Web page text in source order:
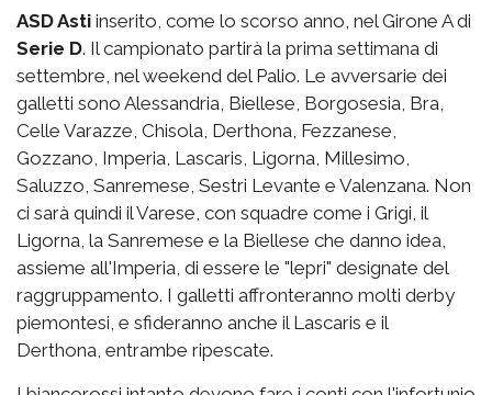
ASD Asti inserito, come lo scorso anno, nel Girone A di
Serie D. Il campionato partirà la prima settimana di
settembre, nel weekend del Palio. Le avversarie dei
galletti sono Alessandria, Biellese, Borgosesia, Bra,
Celle Varazze, Chisola, Derthona, Fezzanese,
Gozzano, Imperia, Lascaris, Ligorna, Millesimo,
Saluzzo, Sanremese, Sestri Levante e Valenzana. Non
ci sarà quindi il Varese, con squadre come i Grigi, il
Ligorna, la Sanremese e la Biellese che danno idea,
assieme all'Imperia, di essere le "lepri" designate del
raggruppamento. I galletti affronteranno molti derby
piemontesi, e sfideranno anche il Lascaris e il
Derthona, entrambe ripescate.